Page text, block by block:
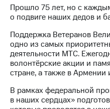
Медиа-центр
Пресс-
релизы
МТС
о технологиях
Достижения
Интервью
Прошло 75 лет, но с
о подвиге наших дедов и
Поддержка Ветеранов
одно из самых
деятельности МТС.
волонтёрские акции и
стране, а также в Армении
В рамках федеральной
в наших сердцах»